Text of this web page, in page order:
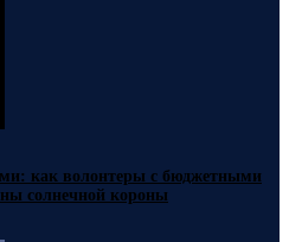
как волонтеры с бюджетными
солнечной короны